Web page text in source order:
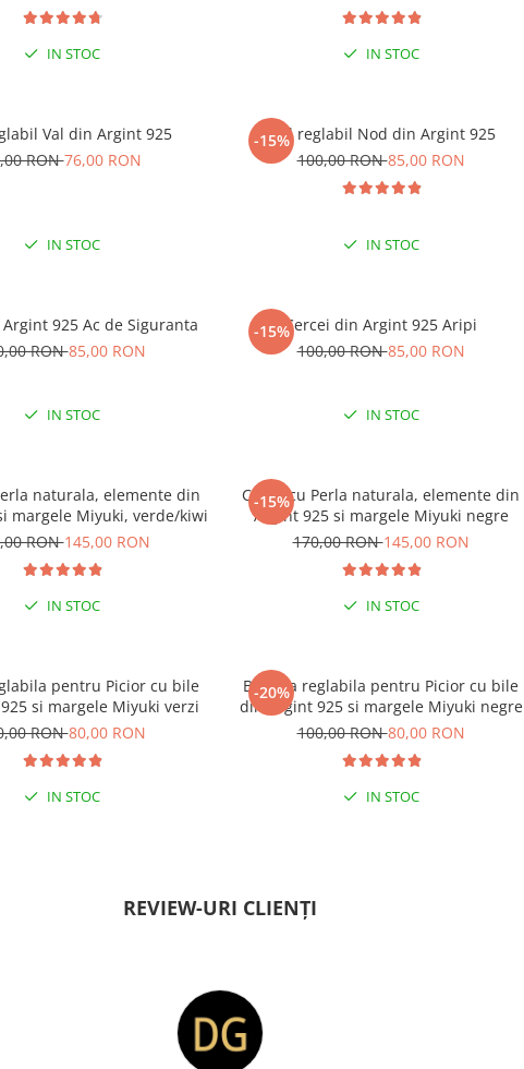
DE MINIM 99 RON
IN STOC IN STOC
Val din Argint 925
RON76,00 RON
IN STOC
-15%
Inel reglabil Nod din Argint 925
100,00 RON85,00 RON
IN STOC
925 Ac de Siguranta
RON85,00 RON
IN STOC
-15%Cercei din Argint 925 Aripi
100,00 RON85,00 RON
IN STOC
naturala, elemente din
margele Miyuki, verde/kiwi
RON145,00 RON
IN STOC
-15%
-15% EXTRA REDUCERE CU CODUL
”VARA”
LA COMENZI DE MINIM 99 RON
Colier cu Perla naturala, elemente din
Argint 925 si margele Miyuki negre
170,00 RON145,00 RON
IN STOC
REDUCERE CU CODUL
pentru Picior cu bile
si margele Miyuki verzi
RON80,00 RON
IN STOC
-20%
-15% EXTRA REDUCERE CU CODUL
Bratara reglabila pentru Picior cu bile
din Argint 925 si margele Miyuki negre
100,00 RON80,00 RON
IN STOC
REVIEW-URI CLIENȚI